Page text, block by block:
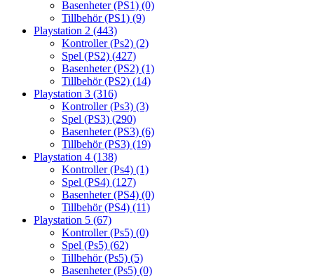
Basenheter (PS1) (0)
Tillbehör (PS1) (9)
Playstation 2 (443)
Kontroller (Ps2) (2)
Spel (PS2) (427)
Basenheter (PS2) (1)
Tillbehör (PS2) (14)
Playstation 3 (316)
Kontroller (Ps3) (3)
Spel (PS3) (290)
Basenheter (PS3) (6)
Tillbehör (PS3) (19)
Playstation 4 (138)
Kontroller (Ps4) (1)
Spel (PS4) (127)
Basenheter (PS4) (0)
Tillbehör (PS4) (11)
Playstation 5 (67)
Kontroller (Ps5) (0)
Spel (Ps5) (62)
Tillbehör (Ps5) (5)
Basenheter (Ps5) (0)